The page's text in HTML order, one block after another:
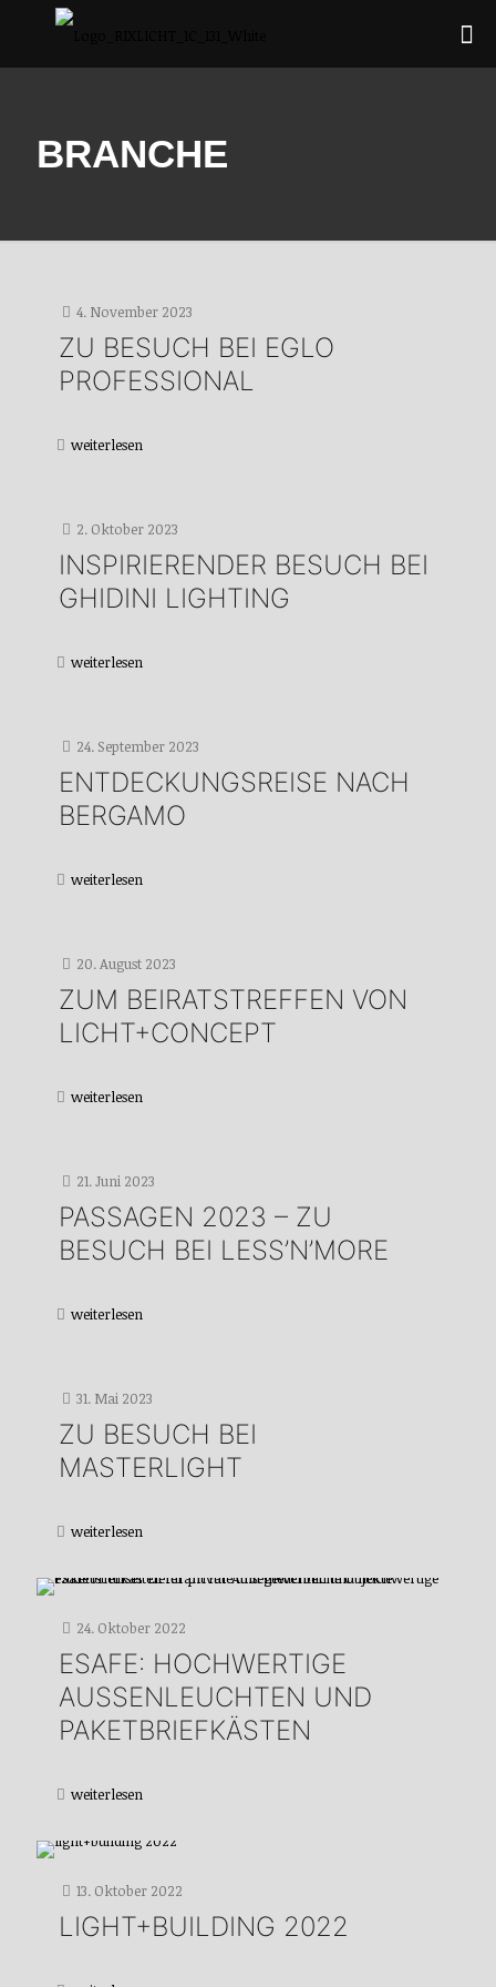
BRANCHE
4. November 2023
ZU BESUCH BEI EGLO
PROFESSIONAL
weiterlesen
2. Oktober 2023
INSPIRIERENDER BESUCH BEI
GHIDINI LIGHTING
weiterlesen
24. September 2023
ENTDECKUNGSREISE NACH
BERGAMO
weiterlesen
20. August 2023
ZUM BEIRATSTREFFEN VON
LICHT+CONCEPT
weiterlesen
21. Juni 2023
PASSAGEN 2023 – ZU
BESUCH BEI LESS’N’MORE
weiterlesen
31. Mai 2023
ZU BESUCH BEI
MASTERLIGHT
weiterlesen
24. Oktober 2022
ESAFE: HOCHWERTIGE
AUSSENLEUCHTEN UND P
AKETBRIEFKÄSTEN
weiterlesen
13. Oktober 2022
LIGHT+BUILDING 2022